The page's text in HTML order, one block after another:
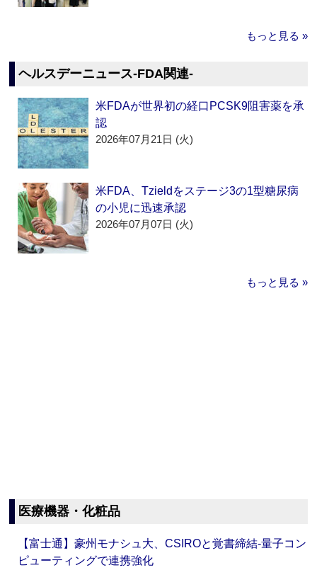
もっと見る »
ヘルスデーニュース‐FDA関連‐
米FDAが世界初の経口PCSK9阻害薬を承
認
2026年07月21日 (火)
米FDA、Tzieldをステージ3の1型糖尿病
の小児に迅速承認
2026年07月07日 (火)
もっと見る »
医療機器・化粧品
【富士通】豪州モナシュ大、CSIROと覚書締結‐量子コン
ピューティングで連携強化